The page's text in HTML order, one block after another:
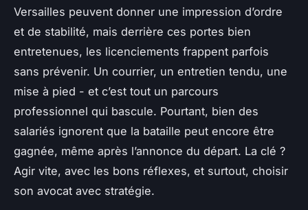
Versailles peuvent donner une impression d’ordre
et de stabilité, mais derrière ces portes bien
entretenues, les licenciements frappent parfois
sans prévenir. Un courrier, un entretien tendu, une
mise à pied - et c’est tout un parcours
professionnel qui bascule. Pourtant, bien des
salariés ignorent que la bataille peut encore être
gagnée, même après l’annonce du départ. La clé ?
Agir vite, avec les bons réflexes, et surtout, choisir
son avocat avec stratégie.